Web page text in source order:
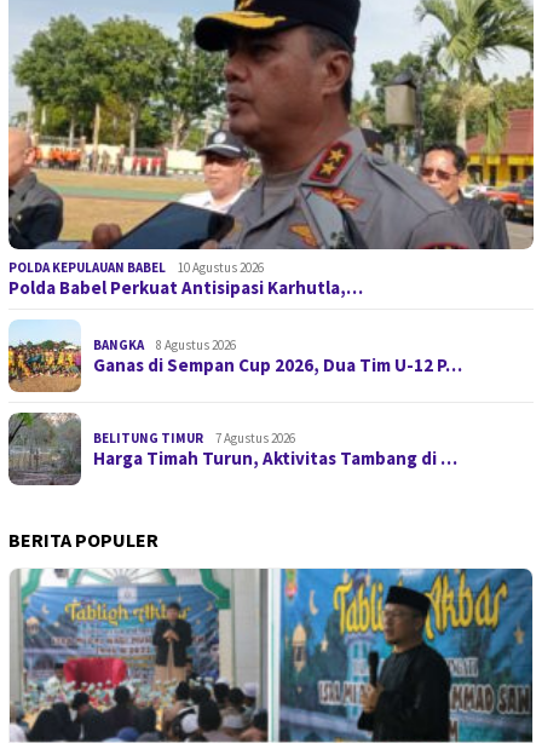
POLDA KEPULAUAN BABEL 10 Agustus 2026
Polda Babel Perkuat Antisipasi Karhutla,…
BANGKA 8 Agustus 2026
Ganas di Sempan Cup 2026, Dua Tim U-12 P…
BELITUNG TIMUR 7 Agustus 2026
Harga Timah Turun, Aktivitas Tambang di …
BERITA POPULER